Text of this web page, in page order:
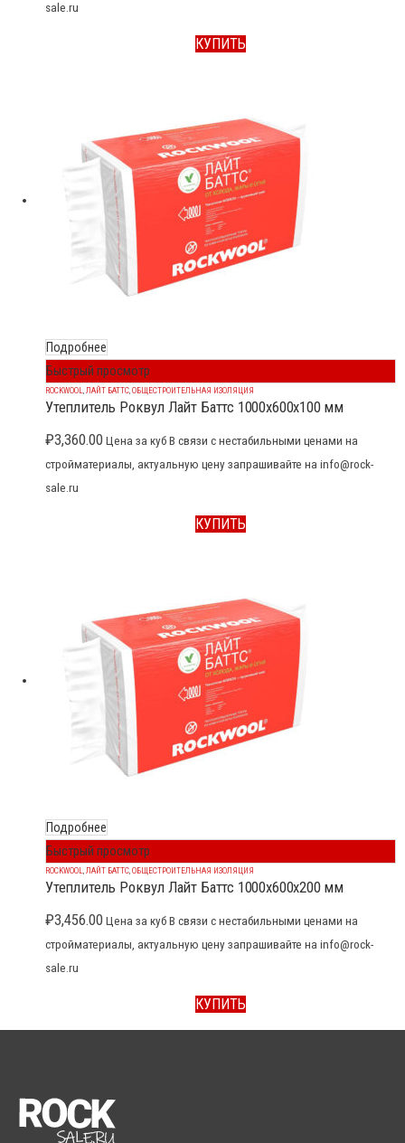
sale.ru
КУПИТЬ
Подробнее
Быстрый просмотр
ROCKWOOL,ЛАЙТ БАТТС,ОБЩЕСТРОИТЕЛЬНАЯ ИЗОЛЯЦИЯ
Утеплитель Роквул Лайт Баттс 1000x600x100 мм
₽3,360.00 Цена за куб В связи с нестабильными ценами на
стройматериалы, актуальную цену запрашивайте на info@rock-
sale.ru
КУПИТЬ
Подробнее
Быстрый просмотр
ROCKWOOL ЛАЙТ БАТТС ОБЩЕСТРОИТЕЛЬНАЯ ИЗОЛЯЦИЯ
Утеплитель Роквул Лайт Баттс 1000x600x200 мм
₽3,456.00 Цена за куб В связи с нестабильными ценами на
стройматериалы, актуальную цену запрашивайте на info@rock-
sale.ru
КУПИТЬ